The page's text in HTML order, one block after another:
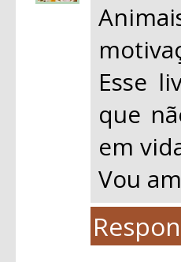
Esse
que
em
Vou